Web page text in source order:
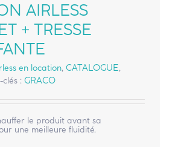
AIRLESS
+ TRESSE
en location, CATALOGUE,
: GRACO
le produit avant sa
une meilleure fluidité.